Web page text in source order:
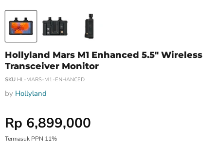
Hollyland Mars M1 Enhanced 5.5" Wireless
Transceiver Monitor
SKU HL-MARS-M1-ENHANCED
by Hollyland
Harga Special
Rp 6,899,000
Termasuk PPN 11%